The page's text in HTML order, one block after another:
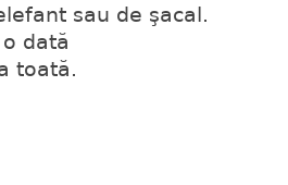
sau de şacal.
dată
toată.